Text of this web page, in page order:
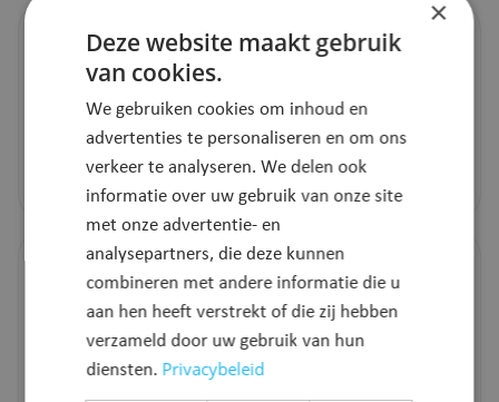
Geboorte
Een kind erkennen
Geboorteaangifte
Registratie poliovaccinatie
Toon alles
Overlijden
Uitvaart vooraf regelen
Begraven en concessies
Overlijdensaangifte
Overlijdensaangifte van een doodgeboren kind
×
Deze website maakt gebruik
van cookies.
We gebruiken cookies om inhoud en
advertenties te personaliseren en om ons
verkeer te analyseren. We delen ook
informatie over uw gebruik van onze site
met onze advertentie- en
analysepartners, die deze kunnen
combineren met andere informatie die u
aan hen heeft verstrekt of die zij hebben
verzameld door uw gebruik van hun
diensten. Privacybeleid